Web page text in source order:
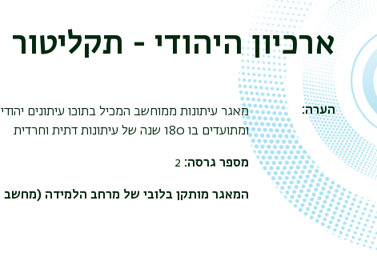
ארכיון היהודי - תקליטור
הערה
מאגר עיתונות ממוחשב המכיל בתוכו עיתונים
ומתועדים בו 180 שנה של עיתונות דתית וחרדית
מספר גרסה:
המאגר מותקן בלובי של מרחב הלמידה (מחשב 3)